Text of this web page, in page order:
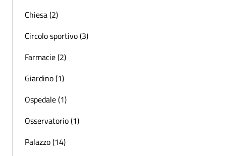
Chiesa (2)
Circolo sportivo (3)
Farmacie (2)
Giardino (1)
Ospedale (1)
Osservatorio (1)
Palazzo (14)